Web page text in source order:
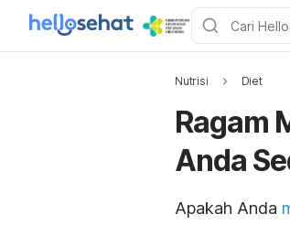
Nutrisi Diet
Ragam
Anda
Apakah Anda